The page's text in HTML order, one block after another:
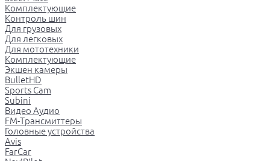
Комплектующие
Контроль шин
Для грузовых
Для легковых
Для мототехники
Комплектующие
Экшен камеры
BulletHD
Sports Cam
Subini
Видео Аудио
FM-Трансмиттеры
Головные устройства
Avis
FarCar